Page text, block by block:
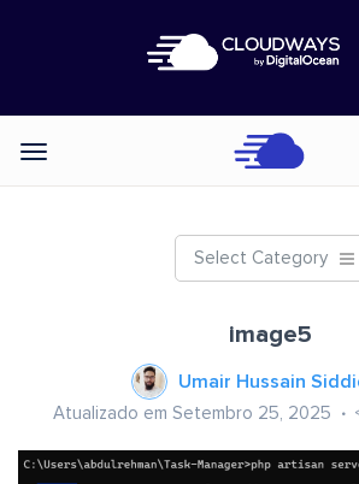
Categories
Select Category
image5
Umair Hussain
Atualizado em Setembro 25, 2025